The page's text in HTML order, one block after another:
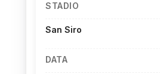
STADIO
San Siro
DATA